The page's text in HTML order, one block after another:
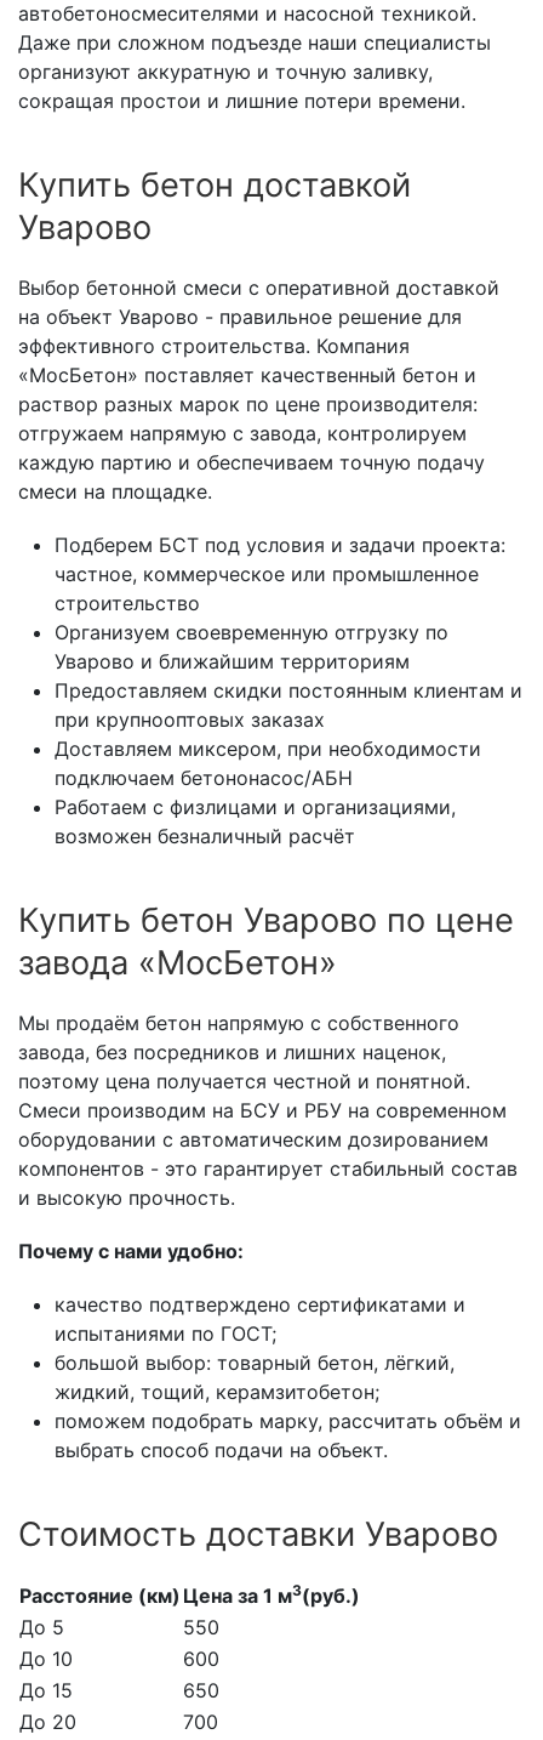
автобетоносмесителями и насосной техникой.
Даже при сложном подъезде наши специалисты
организуют аккуратную и точную заливку,
сокращая простои и лишние потери времени.
Купить бетон доставкой
Уварово
Выбор бетонной смеси с оперативной доставкой
на объект Уварово - правильное решение для
эффективного строительства. Компания
«МосБетон» поставляет качественный бетон и
раствор разных марок по цене производителя:
отгружаем напрямую с завода, контролируем
каждую партию и обеспечиваем точную подачу
смеси на площадке.
Подберем БСТ под условия и задачи проекта:
частное, коммерческое или промышленное
строительство
Организуем своевременную отгрузку по
Уварово и ближайшим территориям
Предоставляем скидки постоянным клиентам и
при крупнооптовых заказах
Доставляем миксером, при необходимости
подключаем бетононасос/АБН
Работаем с физлицами и организациями,
возможен безналичный расчёт
Купить бетон Уварово по цене
завода «МосБетон»
Мы продаём бетон напрямую с собственного
завода, без посредников и лишних наценок,
поэтому цена получается честной и понятной.
Смеси производим на БСУ и РБУ на современном
оборудовании с автоматическим дозированием
компонентов - это гарантирует стабильный состав
и высокую прочность.
Почему с нами удобно:
качество подтверждено сертификатами и
испытаниями по ГОСТ;
большой выбор: товарный бетон, лёгкий,
жидкий, тощий, керамзитобетон;
поможем подобрать марку, рассчитать объём и
выбрать способ подачи на объект.
Стоимость доставки Уварово
Расстояние (км) Цена за 1 м3(руб.)
До 5
550
До 10
600
До 15
650
До 20
700